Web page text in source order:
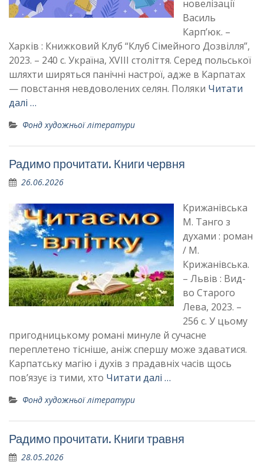
новелізації
Василь
Карп’юк. –
Харків : Книжковий Клуб “Клуб Сімейного Дозвілля”,
2023. – 240 с. Україна, XVIII століття. Серед польської
шляхти ширяться панічні настрої, адже в Карпатах
— повстання невдоволених селян. Поляки Читати
далі …
Фонд художньої літератури
Радимо прочитати. Книги червня
26.06.2026
Крижанівська
М. Танго з
духами : роман
/ М.
Крижанівська.
– Львів : Вид-
во Старого
Лева, 2023. –
256 с. У цьому
пригодницькому романі минуле й сучасне
переплетено тісніше, аніж спершу може здаватися.
Карпатську магію і духів з прадавніх часів щось
пов’язує із тими, хто Читати далі …
Фонд художньої літератури
Радимо прочитати. Книги травня
28.05.2026